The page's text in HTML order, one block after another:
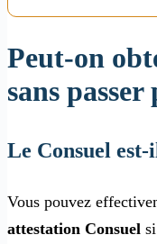
Peut-on
sans
Le Consuel
Vous pouvez
attestation Consuel